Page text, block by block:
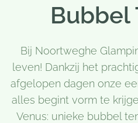
Bubbel
Bij Noortweghe
leven! Dankzij het
afgelopen dagen onze
alles begint vorm te
Venus: unieke bubbel